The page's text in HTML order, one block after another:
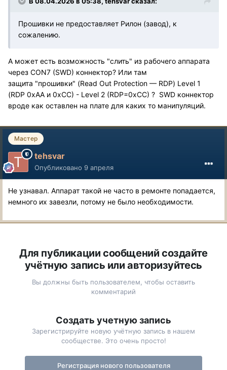
Прошивки не предоставляет Рилон (завод), к
сожалению.
А может есть возможность "слить" из рабочего аппарата
через CON7 (SWD) коннектор? Или там
защита "прошивки" (Read Out Protection — RDP) Level 1
(RDP 0xAA и 0xCC) - Level 2 (RDP=0xCC) ? SWD коннектор
вроде как оставлен на плате для каких то манипуляций.
Мастер
tehsvar
Опубликовано 9 апреля
Не узнавал. Аппарат такой не часто в ремонте попадается,
немного их завезли, потому не было необходимости.
Для публикации сообщений создайте
учётную запись или авторизуйтесь
Вы должны быть пользователем, чтобы оставить
комментарий
Создать учетную запись
Зарегистрируйте новую учётную запись в нашем
сообществе. Это очень просто!
Регистрация нового пользователя